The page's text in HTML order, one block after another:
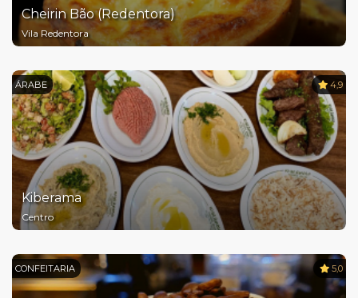
Cheirin Bão (Redentora)
Vila Redentora
ÁRABE 4,9
Kiberama
Centro
CONFEITARIA 5,0